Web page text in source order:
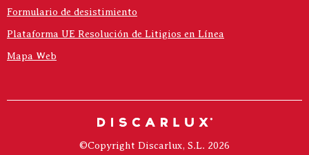
Formulario de desistimiento
Plataforma UE Resolución de Litigios en Línea
Mapa Web
©Copyright Discarlux, S.L. 2026